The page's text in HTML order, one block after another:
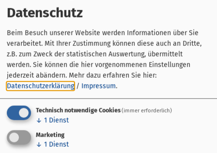
auf die Merkliste
Datenschutz
Beim Besuch unserer Website werden Informationen über Sie
verarbeitet. Mit Ihrer Zustimmung können diese auch an Dritte,
z.B. zum Zweck der statistischen Auswertung, übermittelt
werden. Sie können die hier vorgenommenen Einstellungen
jederzeit abändern. Mehr dazu erfahren Sie hier:
Datenschutzerklärung / Impressum.
Technisch notwendige Cookies(immer erforderlich)
↓ 1 Dienst
Marketing
↓ 1 Dienst